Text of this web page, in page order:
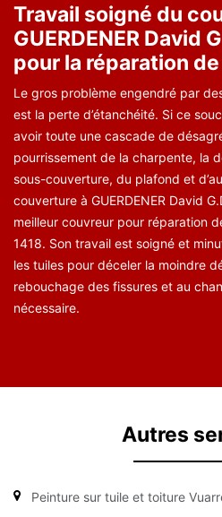
Travail soigné du
GUERDENER David
pour la réparation
Le gros problème engendré par
est la perte d’étanchéité. Si ce
avoir toute une cascade de
pourrissement de la charpente, la
sous-couverture, du plafond et
couverture à GUERDENER David
meilleur couvreur pour réparation
1418. Son travail est soigné et
les tuiles pour déceler la moindre
rebouchage des fissures et au
nécessaire.
Autres
Peinture sur tuile et toiture